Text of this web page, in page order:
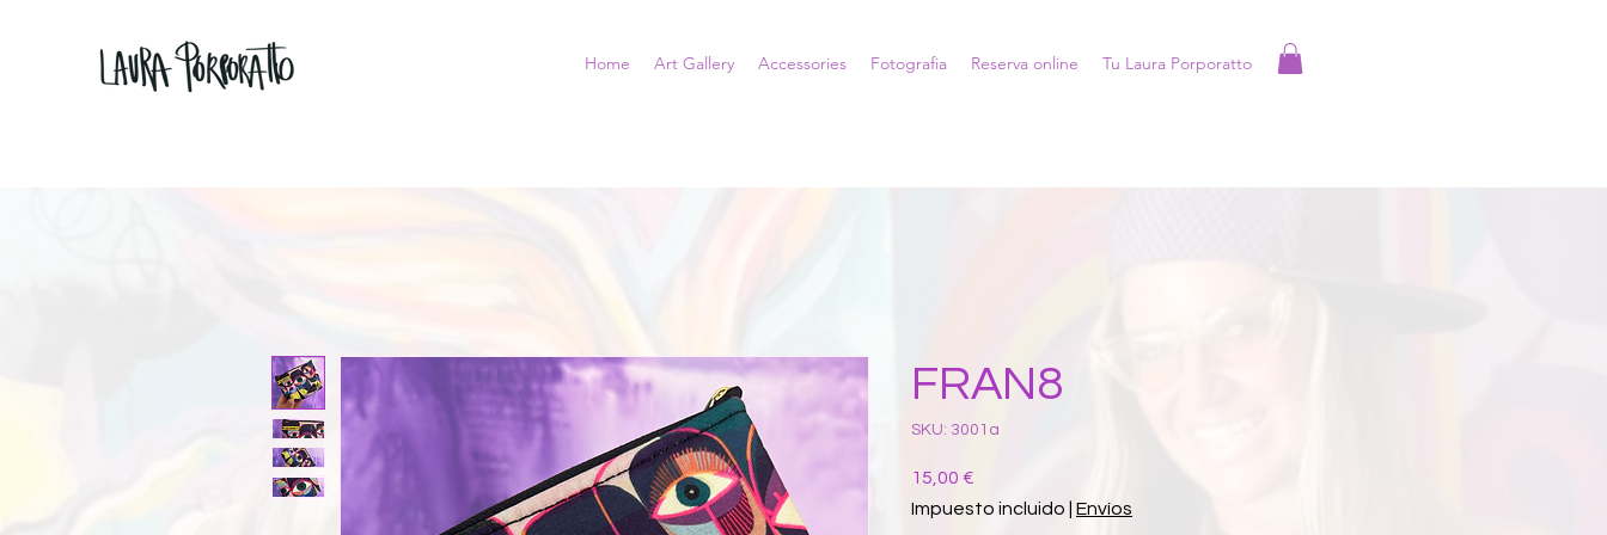
Home Art Gallery Accessories Fotografia Reserva online Tu Laura Porporatto
FRAN8
SKU: 3001a
15,00 €
Impuesto incluido
Envíos